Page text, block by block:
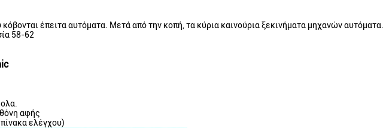
έπειτα αυτόματα. Μετά από την κοπή, τα κύρια καινούρια ξεκινήματα μηχανών αυτόματα.
58-62
αφής
ελέγχου)